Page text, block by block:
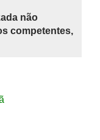
não
competentes,